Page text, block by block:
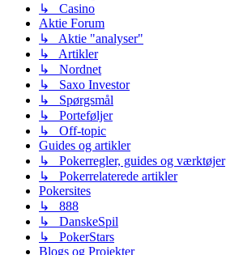
↳ Casino
Aktie Forum
↳ Aktie "analyser"
↳ Artikler
↳ Nordnet
↳ Saxo Investor
↳ Spørgsmål
↳ Porteføljer
↳ Off-topic
Guides og artikler
↳ Pokerregler, guides og værktøjer
↳ Pokerrelaterede artikler
Pokersites
↳ 888
↳ DanskeSpil
↳ PokerStars
Blogs og Projekter